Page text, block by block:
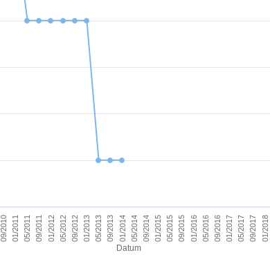
Datum
09/2010 01/2011 05/2011 09/2011 01/2012 05/2012 09/2012 01/2013 05/2013 09/2013 01/2014 05/2014 09/2014 01/2015 05/2015 09/2015 01/2016 05/2016 09/2016 01/2017 05/2017 09/2017 01/2018